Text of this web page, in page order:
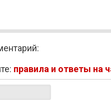
правила и ответы на